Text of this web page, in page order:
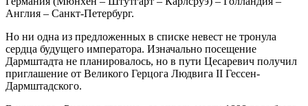
Англия – Санкт-Петербург.
Но ни одна из предложенных в списке невест не тронула
сердца будущего императора. Изначально посещение
Дармштадта не планировалось, но в пути Цесаревич получил
приглашение от Великого Герцога Людвига II Гессен-
Дармштадского.